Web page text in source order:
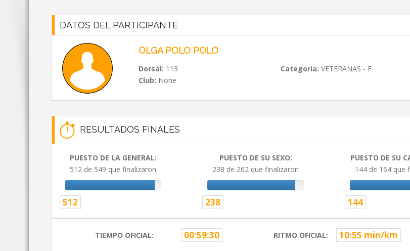
DATOS DEL PARTICIPANTE
OLGA POLO POLO
Dorsal: 113 Categoria: VETERANAS - F
Club: None
RESULTADOS FINALES
PUESTO DE LA GENERAL:
512 de 549 que finalizaron
512
PUESTO DE SU SEXO:
238 de 262 que finalizaron
238
PUESTO DE SU
144 de 164 que
144
TIEMPO OFICIAL: 00:59:30 RITMO OFICIAL: 10:55 min/km